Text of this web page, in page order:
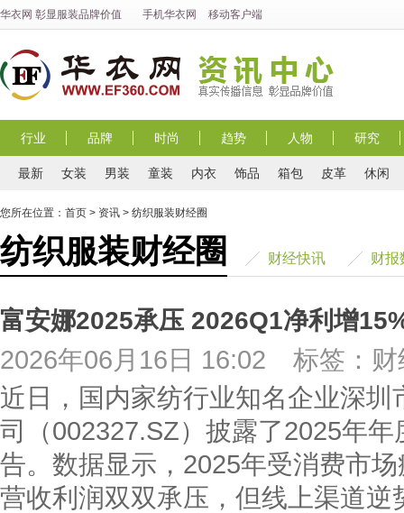
华衣网 彰显服装品牌价值 手机华衣网 移动客户端
行业 品牌 时尚 趋势 人物 研究
最新 女装 男装 童装 内衣 饰品 箱包 皮革 休闲
您所在位置： 首页 > 资讯 > 纺织服装财经圈
纺织服装财经圈 财经快讯 财报
富安娜2025承压 2026Q1净利增
2026年06月16日 16:02
标签：财
近日，国内家纺行业知名企业深
司（002327.SZ）披露了2025年
告。数据显示，2025年受消费市
营收利润双双承压，但线上渠道